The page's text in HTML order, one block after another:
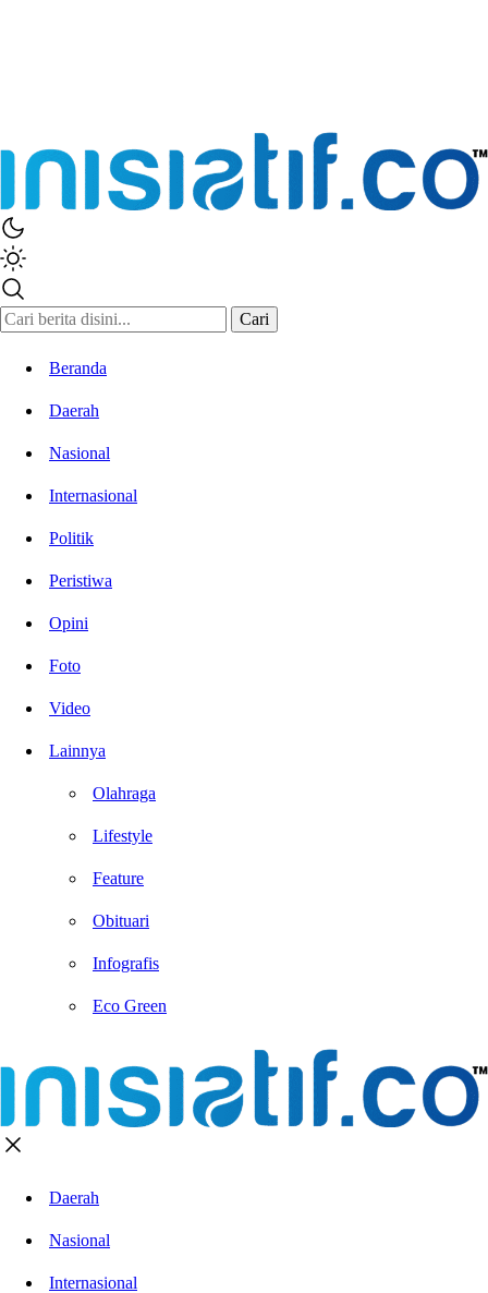
Inisiatif.co
Stay Connected Stay Informed
Cari
Beranda
Daerah
Nasional
Internasional
Politik
Peristiwa
Opini
Foto
Video
Lainnya
Olahraga
Lifestyle
Feature
Obituari
Infografis
Eco Green
Daerah
Nasional
Internasional